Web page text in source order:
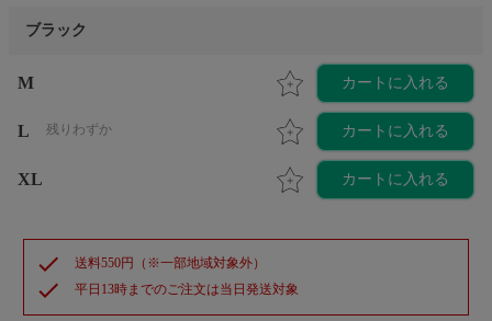
ブラック
M カートに入れる
L 残りわずか カートに入れる
XL カートに入れる
check 送料550円（※一部地域対象外）
check 平日13時までのご注文は当日発送対象